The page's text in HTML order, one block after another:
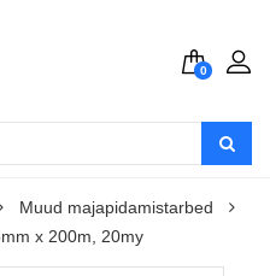
0
Muud majapidamistarbed
x 200m, 20my